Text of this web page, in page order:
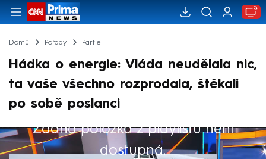
Domů Pořady Partie
Hádka o energie: Vláda neudělala nic,
ta vaše všechno rozprodala, štěkali
po sobě poslanci
Žádná položka z playlistu není
dostupná.
Výběr redakce